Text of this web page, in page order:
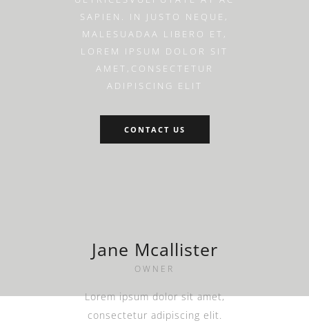
SAPIEN. IN JUSTO NEQUE,
MALESUADAA LIBERO ET,
LOREM IPSUM DOLOR SIT
AMET,CONSECTETUR
ADIPISCING ELIT
CONTACT US
Jane Mcallister
OWNER
Lorem ipsum dolor sit amet,
consectetur adipiscing elit.